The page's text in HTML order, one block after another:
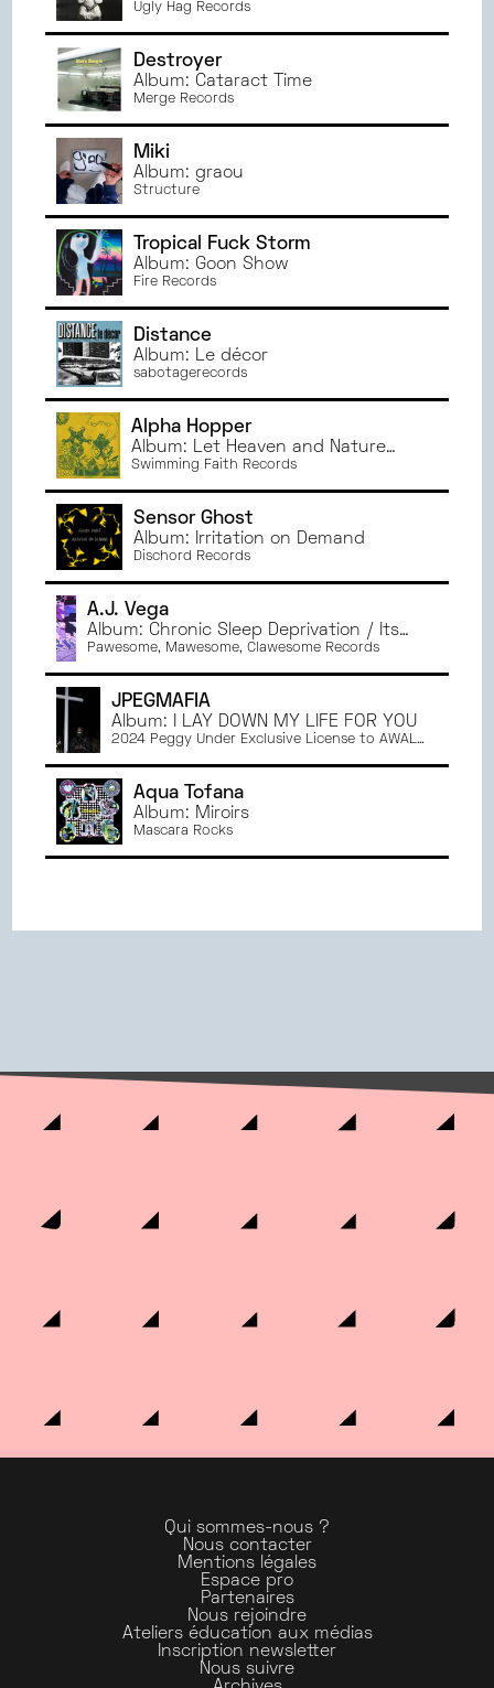
Ugly Hag Records
Destroyer
Album: Cataract Time
Merge Records
Miki
Album: graou
Structure
Tropical Fuck Storm
Album: Goon Show
Fire Records
Distance
Album: Le décor
sabotagerecords
Alpha Hopper
Album: Let Heaven and Nature
Sing II
Swimming Faith Records
Sensor Ghost
Album: Irritation on Demand
Dischord Records
A.J. Vega
Album: Chronic Sleep Deprivation / Its
hunger growing ever larger, the rabbit
consuming its loved ones
Pawesome, Mawesome, Clawesome Records
JPEGMAFIA
Album: I LAY DOWN MY LIFE FOR YOU
2024 Peggy Under Exclusive License to AWAL
Aqua Tofana
Album: Miroirs
Mascara Rocks
Qui sommes-nous ?
Nous contacter
Mentions légales
Espace pro
Partenaires
Nous rejoindre
Ateliers éducation aux médias
Inscription newsletter
Nous suivre